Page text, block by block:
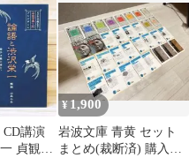
行本
））
講演
貞観政
¥1,900
岩波文庫 青黄 セット
まとめ(裁断済) 購入希